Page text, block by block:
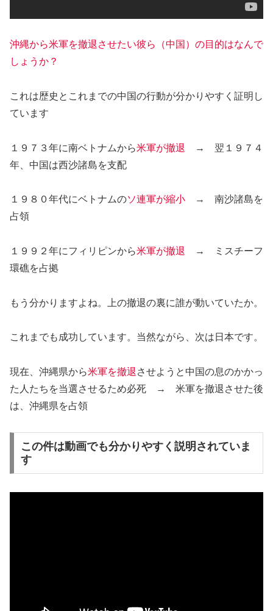
沖縄から米軍を撤退させたい彼ら（中国）の目的はなんで
しょうか？
これは歴史とこれまでの中国の行動が分かりやすく証明し
ています
１９７３年に南ベトナムから米軍が撤退 → 翌１９７４
年、中国は西沙諸島を支配
１９８０年代にベトナムのソ連軍が縮小 → 南沙諸島を
占領
１９９２年にフィリピンから米軍が撤退
→ ミスチーフ
環礁を占拠
もう分かりますよね。上の撤退の裏に誰が動いていたか。
これまでも成功しています。当然ながら、次は日本です。
現在、沖縄県から米軍を撤退 させようと中国の息のかかっ
た人たちを当選させるため必死 → 米軍を撤退させた後
は、沖縄県を占領
この件は動画でも分かりやすく説明されていま
す